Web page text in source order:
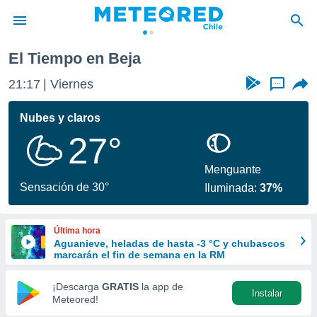
de
por
se
calidad.
a este
las
y
forma
digital
basada
El Tiempo en Beja
21:17 Viernes ...
Nubes y claros
27°
Sensación de 30°
Menguante
Iluminada:37%
Última hora
Aguanieve, heladas de hasta -3 °C y chubascos
marcarán el fin de semana en la RM
¡Descarga GRATIS la app de
Meteored!
Instalar